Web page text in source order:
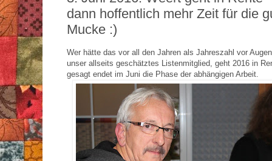
dann hoffentlich mehr Zeit für die
Mucke :)
Wer hätte das vor all den Jahren als Jahreszahl vor
unser allseits geschätztes Listenmitglied, geht 2016 in
gesagt endet im Juni die Phase der abhängigen Arbeit.